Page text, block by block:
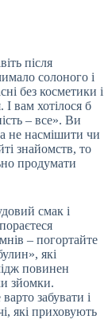
після
солоного і
без косметики і
І вам хотілося б
– все». Ви
не насмішити чи
знайомств, то
продумати
смак і
– погортайте
які
повинен
зйомки.
забувати і
які приховують